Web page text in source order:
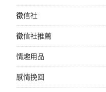
徵信社
徵信社推薦
情趣用品
感情挽回